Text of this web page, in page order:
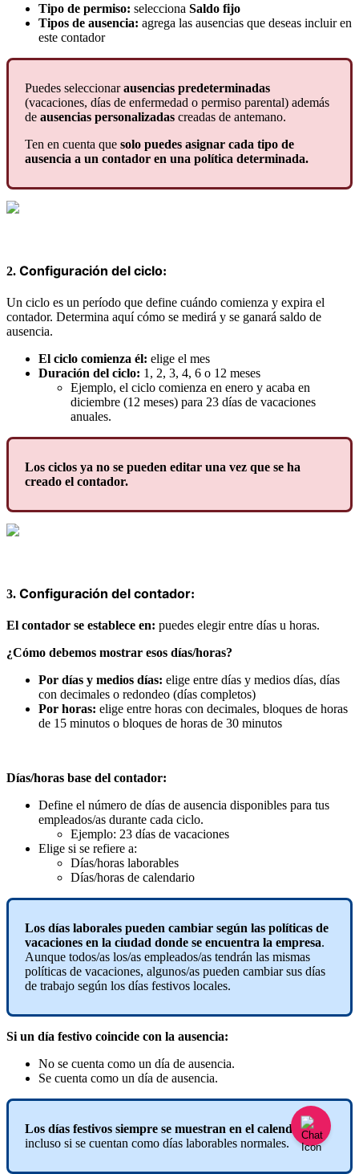
Tipo de permiso: selecciona Saldo fijo
Tipos de ausencia: agrega las ausencias que deseas incluir en
este contador
Puedes seleccionar ausencias predeterminadas
(vacaciones, días de enfermedad o permiso parental) además
de ausencias personalizadas creadas de antemano.
Ten en cuenta que solo puedes asignar cada tipo de
ausencia a un contador en una política determinada.
2. Configuración del ciclo:
Un ciclo es un período que define cuándo comienza y expira el
contador. Determina aquí cómo se medirá y se ganará saldo de
ausencia.
El ciclo comienza él: elige el mes
Duración del ciclo: 1 , 2, 3, 4, 6 o 12 meses
Ejemplo, el ciclo comienza en enero y acaba en
diciembre (12 meses) para 23 días de vacaciones
anuales.
Los ciclos ya no se pueden editar una vez que se ha
creado el contador.
3. Configuración del contador:
El contador se establece en: puedes elegir entre días u horas.
¿Cómo debemos mostrar esos días/horas?
Por días y medios días: elige entre días y medios días, días
con decimales o redondeo (días completos)
Por horas: elige entre horas con decimales, bloques de horas
de 15 minutos o bloques de horas de 30 minutos
Días/horas base del contador:
Define el número de días de ausencia disponibles para tus
empleados/as durante cada ciclo.
Ejemplo: 23 días de vacaciones
Elige si se refiere a:
Días/horas laborables
Días/horas de calendario
Los días laborales pueden cambiar según las políticas de
vacaciones en la ciudad donde se encuentra la empresa.
Aunque todos/as los/as empleados/as tendrán las mismas
políticas de vacaciones, algunos/as pueden cambiar sus días
de trabajo según los días festivos locales.
Si un día festivo coincide con la ausencia:
No se cuenta como un día de ausencia.
Se cuenta como un día de ausencia.
Los días festivos siempre se muestran en el calendario
incluso si se cuentan como días laborables normales.